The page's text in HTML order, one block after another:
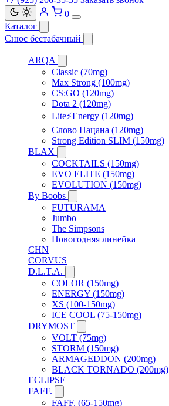
0
Каталог
Снюс бестабачный
ARQA
Classic (70mg)
Max Strong (100mg)
CS:GO (120mg)
Dota 2 (120mg)
Lite⚡Energy (120mg)
Слово Пацана (120mg)
Strong Edition SLIM (150mg)
BLAX
COCKTAILS (150mg)
EVO ELITE (150mg)
EVOLUTION (150mg)
By Boobs
FUTURAMA
Jumbo
The Simpsons
Новогодняя линейка
CHN
CORVUS
D.L.T.A.
COLOR (150mg)
ENERGY (150mg)
XS (100-150mg)
ICE COOL (75-150mg)
DRYMOST
VOLT (75mg)
STORM (150mg)
ARMAGEDDON (200mg)
BLACK TORNADO (200mg)
ECLIPSE
FAFF.
FAFF. (65-150mg)